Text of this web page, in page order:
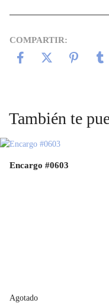
COMPARTIR:
También te
Encargo #0603
Agotado